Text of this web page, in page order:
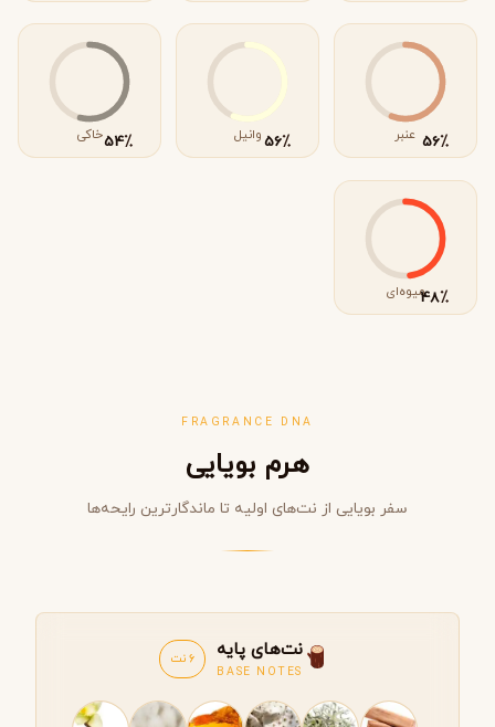
٪56 عنبر ٪56وانیل ٪54خاکی
٪48میوه‌ای
FRAGRANCE DNA
هرم بویایی
سفر بویایی از نت‌های اولیه تا ماندگارترین رایحه‌ها
نت‌های پایه
BASE NOTES
6 نت